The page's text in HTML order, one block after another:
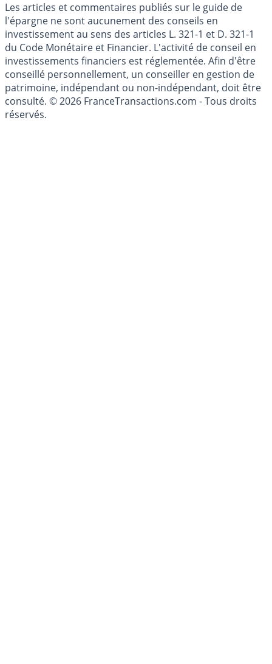
Les articles et commentaires publiés sur le guide de
l'épargne ne sont aucunement des conseils en
investissement au sens des articles L. 321-1 et D. 321-1
du Code Monétaire et Financier. L'activité de conseil en
investissements financiers est réglementée. Afin d'être
conseillé personnellement, un conseiller en gestion de
patrimoine, indépendant ou non-indépendant, doit être
consulté. © 2026 FranceTransactions.com - Tous droits
réservés.